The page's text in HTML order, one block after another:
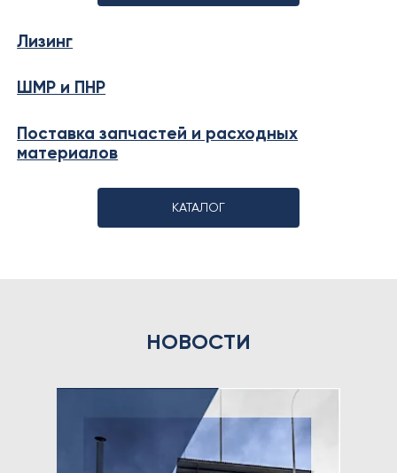
Лизинг
ШМР и ПНР
Поставка запчастей и расходных
материалов
КАТАЛОГ
НОВОСТИ